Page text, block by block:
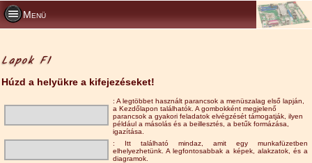
Menü
Lapok F1
Húzd a helyükre a kifejezéseket!
: A legtöbbet használt parancsok a menüszalag első lapján,
a Kezdőlapon találhatók. A gombokként megjelenő
parancsok a gyakori feladatok elvégzését támogatják, ilyen
például a másolás és a beillesztés, a betűk formázása,
igazítása.
: Itt található mindaz, amit egy munkafüzetben
elhelyezhetünk. A legfontosabbak a képek, alakzatok, és a
diagramok.